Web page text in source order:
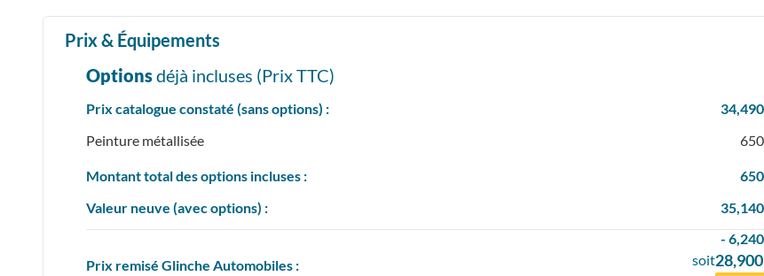
Prix & Équipements
Optionsdéjà incluses (PrixTTC)
Prix catalogue constaté (sans options) :
Peinture métallisée
Montant total des options incluses :
Valeur neuve (avec options) :
Prix remisé Glinche Automobiles :
-
soit